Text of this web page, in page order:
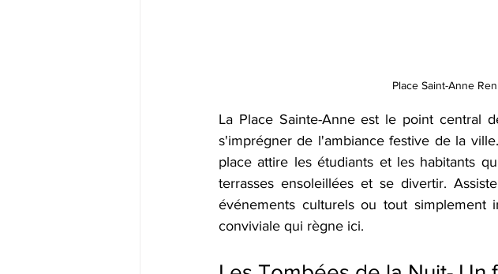
Place Saint-Anne
La Place Sainte-Anne est le point central
s'imprégner de l'ambiance festive de la
place attire les étudiants et les habitants
terrasses ensoleillées et se divertir.
événements culturels ou tout simplement
conviviale qui règne ici.